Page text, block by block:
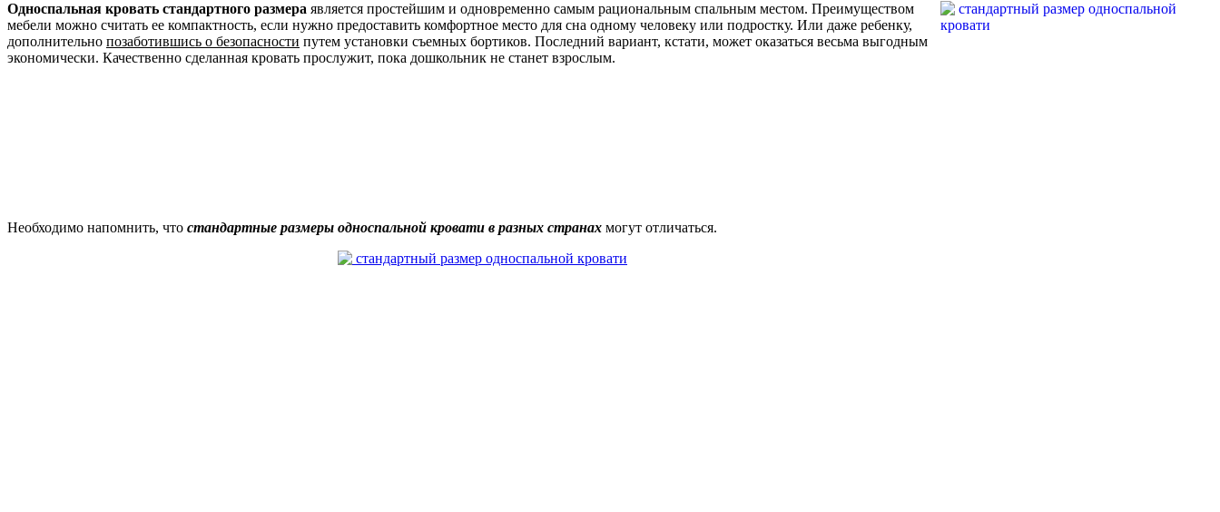
Односпальная кровать стандартного размера является простейшим и одновременно самым рациональным спальным местом. Преимуществом
мебели можно считать ее компактность, если нужно предоставить комфортное место для сна одному человеку или подростку. Или даже ребенку,
дополнительно позаботившись о безопасности путем установки съемных бортиков. Последний вариант, кстати, может оказаться весьма выгодным
экономически. Качественно сделанная кровать прослужит, пока дошкольник не станет взрослым.
Необходимо напомнить, что стандартные размеры односпальной кровати в разных странах могут отличаться.